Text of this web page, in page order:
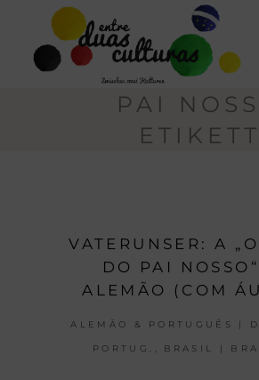
PAI
ETIKETT
VATERUNSER: A
DO PAI
ALEMÃO (COM
ALEMÃO & PORTUGUÊS |
PORTUG. BRASIL |